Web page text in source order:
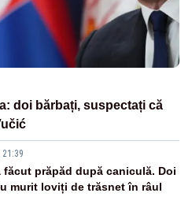
doi bărbați, suspectați că
21:39
făcut prăpăd după caniculă. Doi
murit loviți de trăsnet în râul